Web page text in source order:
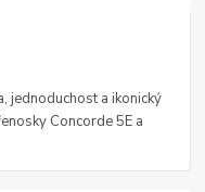
jednoduchost a ikonický
Concorde 5E a